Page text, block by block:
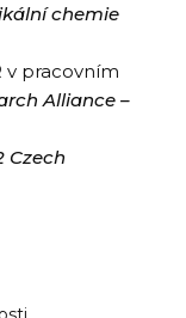
chemie
v pracovním
Alliance –
Czech